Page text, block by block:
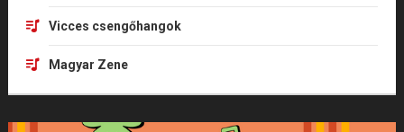
Vicces csengőhangok
Magyar Zene